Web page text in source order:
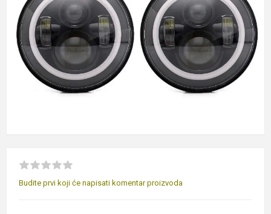
Budite prvi koji će napisati komentar proizvoda